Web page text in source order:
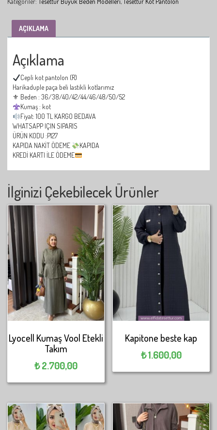
AÇIKLAMA
Açıklama
Cepli kot pantolon (R)
Harikaduple paça beli lastikli kotlarımız
⚜ Beden : 36/38/40/42/44/46/48/50/52
Kumaş : kot
Fiyat: 100 TL KARGO BEDAVA
WHATSAPP IÇIN SIPARIS
ÜRÜN KODU :P127
KAPIDA NAKİT ÖDEME
KAPIDA
KREDİ KARTI İLE ÖDEME
İlginizi Çekebilecek Ürünler
Lyocell Kumaş Vool Etekli
Takım
₺2.700,00
Kapitone beste kap
₺1.600,00